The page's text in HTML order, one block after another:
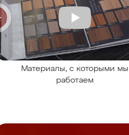
Материалы, с которыми мы
работаем